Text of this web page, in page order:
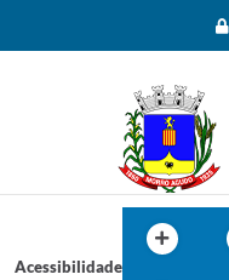
Acessibilidade